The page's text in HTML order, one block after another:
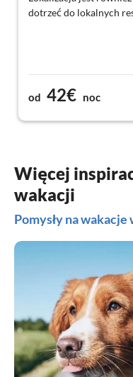
dotrzeć do lokalnych
od 42€ noc
Więcej
wakacji
Pomysły na wakacje